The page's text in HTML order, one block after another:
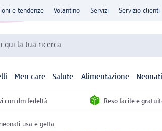
e tendenze Volantino Servizi Servizio clienti
qui la tua ricerca
Men care Salute Alimentazione
con dm fedeltà Reso facile e
usa e getta